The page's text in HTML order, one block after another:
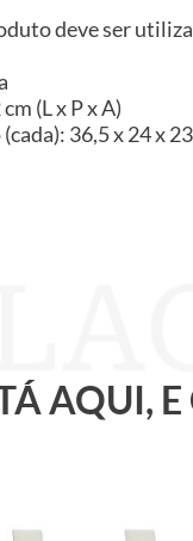
deve ser
(L x P x A)
36,5 x 24 x 23
AQUI,